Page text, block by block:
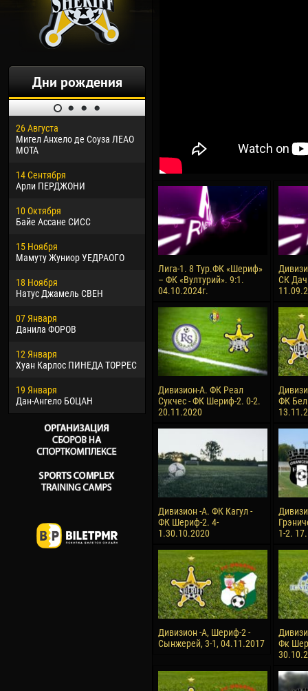
Дни рождения
26 Августа
Мигел Анхело де Соуза ЛЕАО
МОТА
14 Сентября
Арли ПЕРДЖОНИ
10 Октября
Байе Ассане СИСС
15 Ноября
Мамуту Жуниор УЕДРАОГО
18 Ноября
Натус Джамель СВЕН
07 Января
Данила ФОРОВ
12 Января
Хуан Карлос ПИНЕДА ТОРРЕС
19 Января
Дан-Ангело БОЦАН
24 Февраля
Владислав КОСТИН
02 Марта
Вячеслав КОЗМА
09 Марта
Эммануэль АФЕТСЕ
20 Марта
Хайдер Морено АСПРИЛЬЯ
22 Марта
Самба КОНЕ
26 Марта
Витор Уго Морайс де
ОЛИВЕЙРА
28 Марта
Раи ЛОПЕС ДЕ ОЛИВЕЙРА
24
15
24
28
10
15
Лига-1. 8 Тур.ФК «Шериф»
– ФК «Вултурий». 9:1.
04.10.2024г.
СК
Дивизион-А. ФК Реал
Сукчес - ФК Шериф-2. 0-2.
20.11.2020
ФК
Дивизион -А. ФК Кагул -
ФК Шериф-2. 4-
1.30.10.2020
1-2.
Дивизион -А, Шериф-2 -
Сынжерей, 3-1, 04.11.2017
Фк